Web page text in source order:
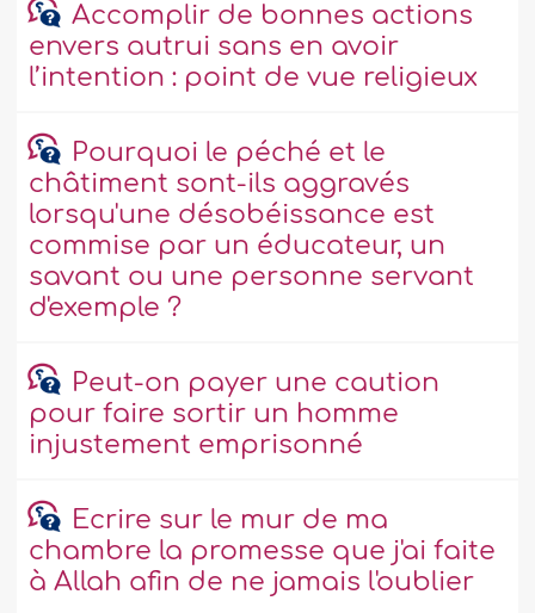
Accomplir de bonnes actions
envers autrui sans en avoir
l’intention : point de vue religieux
Pourquoi le péché et le
châtiment sont-ils aggravés
lorsqu'une désobéissance est
commise par un éducateur, un
savant ou une personne servant
d'exemple ?
Peut-on payer une caution
pour faire sortir un homme
injustement emprisonné
Ecrire sur le mur de ma
chambre la promesse que j'ai faite
à Allah afin de ne jamais l'oublier